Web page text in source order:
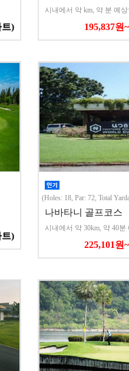
트)
시내에서 약 km, 약 분 예
195,837원~
트)
(Holes: 18, Par: 72, Total
나바타니 골프코스
시내에서 약 30km, 약 40분
225,101원~